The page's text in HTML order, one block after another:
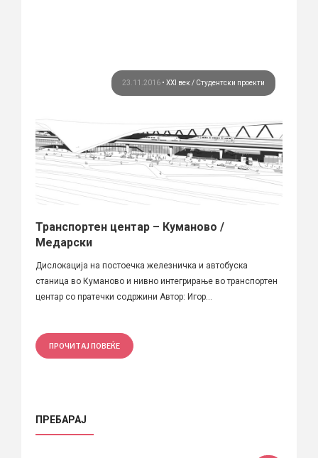
23.11.2016 • XXI век Студентски проекти
Транспортен центар – Куманово /
Медарски
Дислокација на постоечка железничка и автобуска
станица во Куманово и нивно интегрирање во транспортен
центар со пратечки содржини Автор: Игор...
ПРОЧИТАЈ ПОВЕЌЕ
ПРЕБАРАЈ